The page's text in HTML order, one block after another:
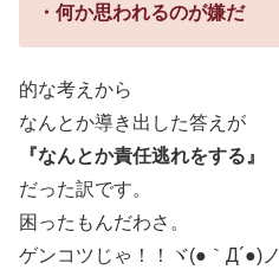
・何か思われるのが嫌だ
的な考えから
なんとか導き出した答えが
『なんとか責任逃れをする』
だった訳です。
困ったもんだわさ。
ゲンコツじゃ！！ヾ(●｀Д´●)ノ